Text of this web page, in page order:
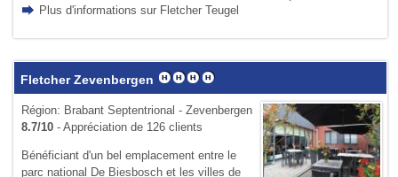
Plus d'informations sur Fletcher Teugel
Fletcher Zevenbergen
Région: Brabant Septentrional - Zevenbergen
8.7/10- Appréciation de 126 clients
Bénéficiant d'un bel emplacement entre le
parc national De Biesbosch et les villes de